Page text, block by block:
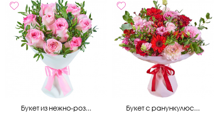
Букет из нежно-роз...
Букет с ранункулюс...